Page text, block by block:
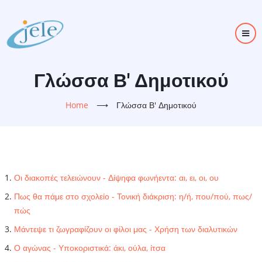
main
content
Γλώσσα Β' Δημοτικού
Home ⟶ Γλώσσα Β' Δημοτικού
Οι διακοπές τελειώνουν - Δίψηφα φωνήεντα: αι, ει, οι, ου
Πως θα πάμε στο σχολείο - Τονική διάκριση: η/ή, που/πού, πως/
πώς
Μάντεψε τι ζωγραφίζουν οι φίλοι μας - Χρήση των διαλυτικών
Ο αγώνας - Υποκοριστικά: άκι, ούλα, ίτσα